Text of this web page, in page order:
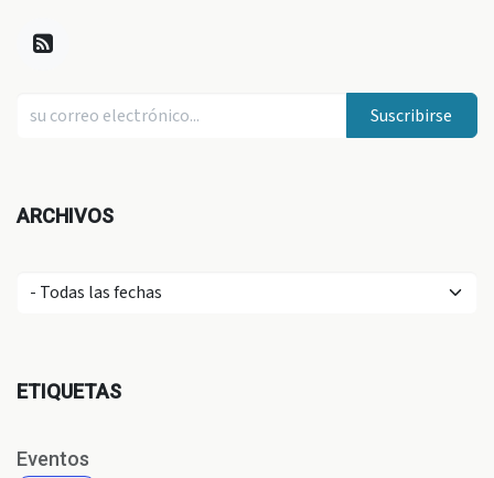
Suscribirse
ARCHIVOS
ETIQUETAS
Eventos